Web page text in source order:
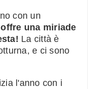
con un
una miriade
La città è
e ci sono
l'anno con i